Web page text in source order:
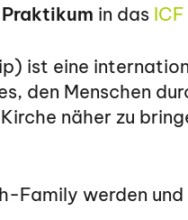
Praktikum in das
ist eine
den Menschen
näher zu
Family werden und